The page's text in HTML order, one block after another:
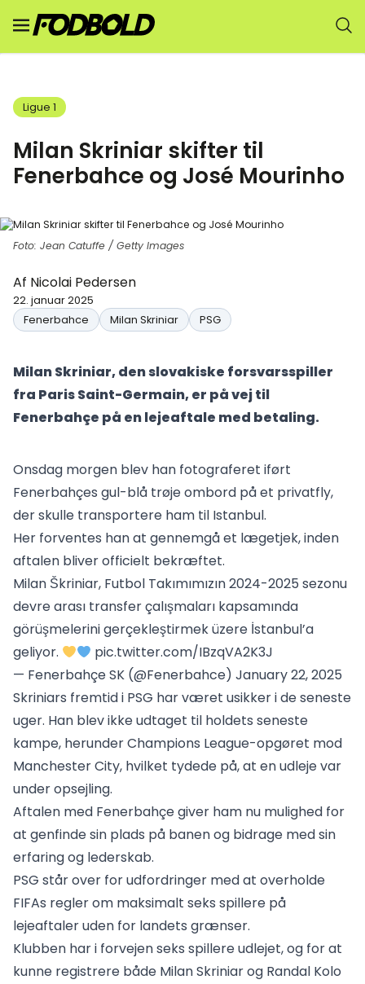
Ligue 1
Milan Skriniar skifter til
Fenerbahce og José Mourinho
Foto: Jean Catuffe / Getty Images
Af Nicolai Pedersen
22. januar 2025
Fenerbahce
Milan Skriniar PSG
Milan Skriniar, den slovakiske forsvarsspiller
fra Paris Saint-Germain, er på vej til
Fenerbahçe på en lejeaftale med betaling.
Onsdag morgen blev han fotograferet iført
Fenerbahçes gul-blå trøje ombord på et privatfly,
der skulle transportere ham til Istanbul.
Her forventes han at gennemgå et lægetjek, inden
aftalen bliver officielt bekræftet.
Milan Škriniar, Futbol Takımımızın 2024-2025 sezonu
devre arası transfer çalışmaları kapsamında
görüşmelerini gerçekleştirmek üzere İstanbul’a
geliyor.
pic.twitter.com/IBzqVA2K3J
— Fenerbahçe SK (@Fenerbahce) January 22, 2025
Skriniars fremtid i PSG har været usikker i de seneste
uger. Han blev ikke udtaget til holdets seneste
kampe, herunder Champions League-opgøret mod
Manchester City, hvilket tydede på, at en udleje var
under opsejling.
Aftalen med Fenerbahçe giver ham nu mulighed for
at genfinde sin plads på banen og bidrage med sin
erfaring og lederskab.
PSG står over for udfordringer med at overholde
FIFAs regler om maksimalt seks spillere på
lejeaftaler uden for landets grænser.
Klubben har i forvejen seks spillere udlejet, og for at
kunne registrere både Milan Skriniar og Randal Kolo